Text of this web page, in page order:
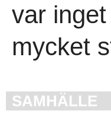
var
mycket
SAMHÄLLE